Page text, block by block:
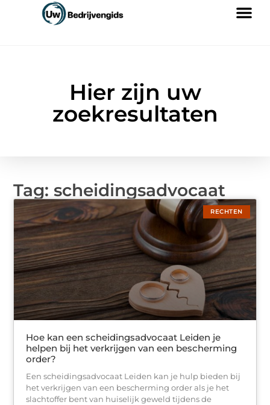
Hier zijn uw
zoekresultaten
Tag: scheidingsadvocaat
RECHTEN
Hoe kan een scheidingsadvocaat Leiden je
helpen bij het verkrijgen van een bescherming
order?
Een scheidingsadvocaat Leiden kan je hulp bieden bij
het verkrijgen van een bescherming order als je het
slachtoffer bent van huiselijk geweld tijdens de